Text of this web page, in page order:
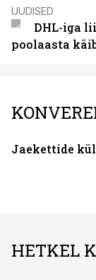
UUDISED
DHL-iga
poolaasta
Jaekettide
HETKEL